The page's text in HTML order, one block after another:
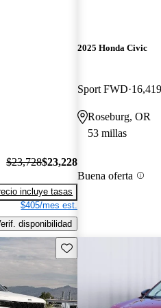
$23,728$23,228
incluye tasas
$405/mes est.
disponibilidad
2025 Honda Civic
Sport FWD
Roseburg, OR
53 millas
Buena oferta
Guarda este Aviso